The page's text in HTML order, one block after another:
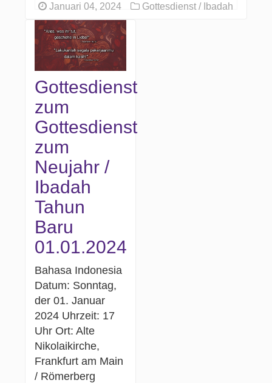
Januari 04, 2024 Gottesdienst / Ibadah
Gottesdienst
zum
Gottesdienst
zum
Neujahr /
Ibadah
Tahun
Baru
01.01.2024
Bahasa Indonesia
Datum: Sonntag,
der 01. Januar
2024 Uhrzeit: 17
Uhr Ort: Alte
Nikolaikirche,
Frankfurt am Main
/ Römerberg